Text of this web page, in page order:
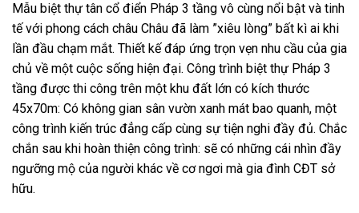
Mẫu biệt thự tân cổ điển Pháp 3 tầng vô cùng nổi bật và tinh
tế với phong cách châu Châu đã làm ”xiêu lòng” bất kì ai khi
lần đầu chạm mắt. Thiết kế đáp ứng trọn vẹn nhu cầu của gia
chủ về một cuộc sống hiện đại. Công trình biệt thự Pháp 3
tầng được thi công trên một khu đất lớn có kích thước
45x70m: Có không gian sân vườn xanh mát bao quanh, một
công trình kiến trúc đẳng cấp cùng sự tiện nghi đầy đủ. Chắc
chắn sau khi hoàn thiện công trình: sẽ có những cái nhìn đầy
ngưỡng mộ của người khác về cơ ngơi mà gia đình CĐT sở
hữu.